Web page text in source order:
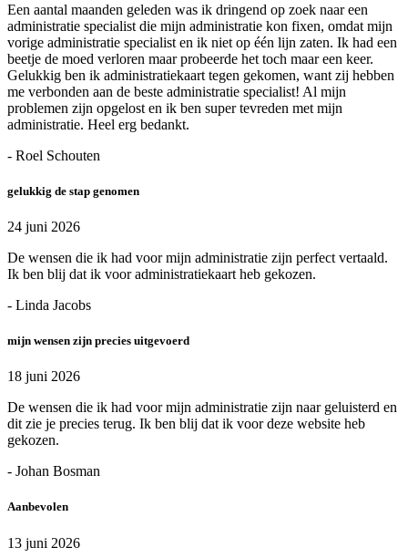
Een aantal maanden geleden was ik dringend op zoek naar een
administratie specialist die mijn administratie kon fixen, omdat mijn
vorige administratie specialist en ik niet op één lijn zaten. Ik had een
beetje de moed verloren maar probeerde het toch maar een keer.
Gelukkig ben ik administratiekaart tegen gekomen, want zij hebben
me verbonden aan de beste administratie specialist! Al mijn
problemen zijn opgelost en ik ben super tevreden met mijn
administratie. Heel erg bedankt.
- Roel Schouten
gelukkig de stap genomen
24 juni 2026
De wensen die ik had voor mijn administratie zijn perfect vertaald.
Ik ben blij dat ik voor administratiekaart heb gekozen.
- Linda Jacobs
mijn wensen zijn precies uitgevoerd
18 juni 2026
De wensen die ik had voor mijn administratie zijn naar geluisterd en
dit zie je precies terug. Ik ben blij dat ik voor deze website heb
gekozen.
- Johan Bosman
Aanbevolen
13 juni 2026